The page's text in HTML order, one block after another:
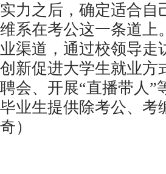
实力之后，确定适合自
维系在考公这一条道上
业渠道，通过校领导走
创新促进大学生就业方
聘会、开展“直播带人”
毕业生提供除考公、考
奇）